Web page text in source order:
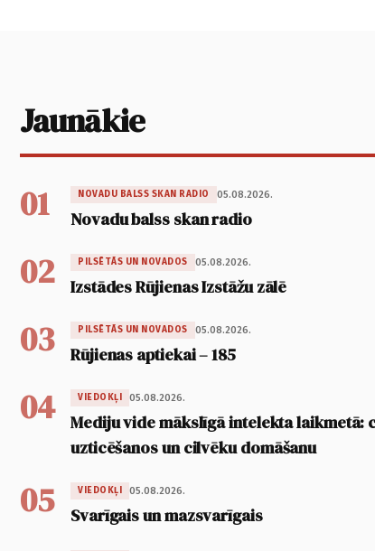
Jaunākie
01 NOVADU BALSS SKAN RADIO 05.08.2026.
Novadu balss skan radio
02 PILSĒTĀS UN NOVADOS 05.08.2026.
Izstādes Rūjienas Izstāžu zālē
03 PILSĒTĀS UN NOVADOS 05.08.2026.
Rūjienas aptiekai – 185
04 VIEDOKĻI 05.08.2026.
Mediju vide mākslīgā intelekta laikmetā:
uzticēšanos un cilvēku domāšanu
05 VIEDOKĻI 05.08.2026.
Svarīgais un mazsvarīgais